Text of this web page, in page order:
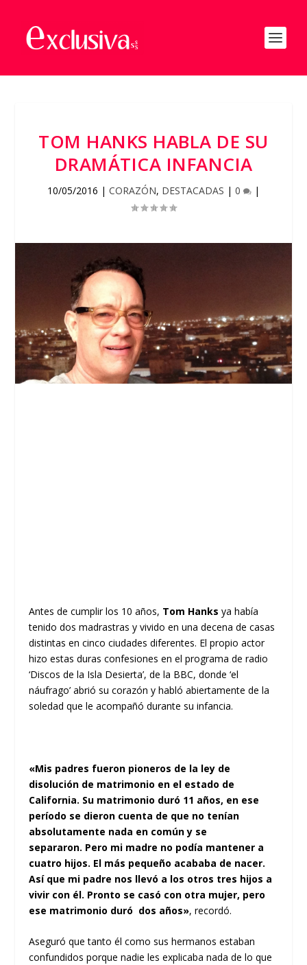
TOM HANKS HABLA DE SU
DRAMÁTICA INFANCIA
10/05/2016 | CORAZÓN, DESTACADAS | 0 |
Antes de cumplir los 10 años, Tom Hanks ya había
tenido dos madrastras y vivido en una decena de casas
distintas en cinco ciudades diferentes. El propio actor
hizo estas duras confesiones en el programa de radio
‘Discos de la Isla Desierta’, de la BBC, donde ‘el
náufrago’ abrió su corazón y habló abiertamente de la
soledad que le acompañó durante su infancia.
«Mis padres fueron pioneros de la ley de
disolución de matrimonio en el estado de
California. Su matrimonio duró 11 años, en ese
período se dieron cuenta de que no tenían
absolutamente nada en común y se
separaron. Pero mi madre no podía mantener a
cuatro hijos. El más pequeño acababa de nacer.
Así que mi padre nos llevó a los otros tres hijos a
vivir con él. Pronto se casó con otra mujer, pero
ese matrimonio duró dos años», recordó.
Aseguró que tanto él como sus hermanos estaban
confundidos porque nadie les explicaba nada de lo que